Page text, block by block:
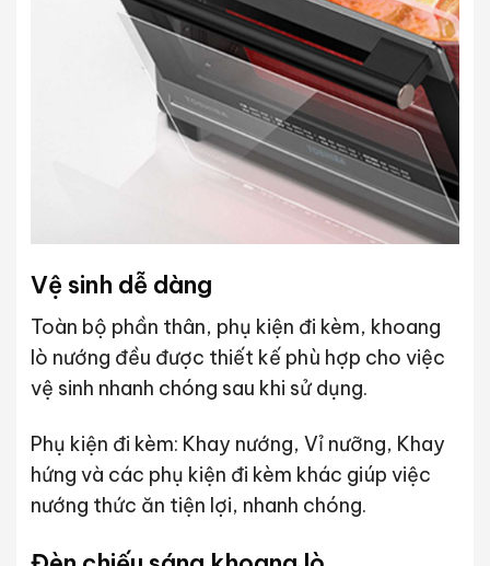
Vệ sinh dễ dàng
Toàn bộ phần thân, phụ kiện đi kèm, khoang
lò nướng đều được thiết kế phù hợp cho việc
vệ sinh nhanh chóng sau khi sử dụng.
Phụ kiện đi kèm: Khay nướng, Vỉ nưỡng, Khay
hứng và các phụ kiện đi kèm khác giúp việc
nướng thức ăn tiện lợi, nhanh chóng.